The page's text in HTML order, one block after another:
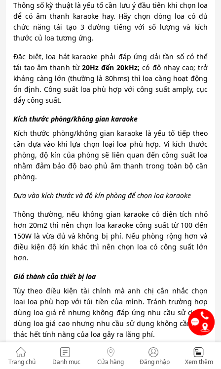
Thông số kỹ thuật là yếu tố cần lưu ý đầu tiên khi chọn loa
để có âm thanh karaoke hay. Hãy chọn dòng loa có đủ
chức năng tái tạo 3 đường tiếng với số lượng và kích
thước củ loa tương ứng.
Đặc biệt, loa hát karaoke phải đáp ứng dải tần số có thể
tái tạo âm thanh từ 20Hz đến 20kHz; có độ nhạy cao; trở
kháng càng lớn (thường là 80hms) thì loa càng hoạt động
ổn định. Công suất loa phù hợp với công suất amply, cục
đẩy công suất.
Kích thước phòng/không gian karaoke
Kích thước phòng/không gian karaoke là yếu tố tiếp theo
cần dựa vào khi lựa chọn loại loa phù hợp. Vì kích thước
phòng, độ kín của phòng sẽ liên quan đến công suất loa
nhằm đảm bảo độ bao phủ âm thanh trong toàn bộ căn
phòng.
Dựa vào kích thước và độ kín phòng để chọn loa karaoke
Thông thường, nếu không gian karaoke có diện tích nhỏ
hơn 20m2 thì nên chọn loa karaoke công suất từ 100 đến
150W là vừa đủ và không bị phí. Nếu phòng rộng hơn và
điều kiện độ kín khác thì nên chọn loa có công suất lớn
hơn.
Giá thành của thiết bị loa
Tùy theo điều kiện tài chính mà anh chị cân nhắc chọn
loại loa phù hợp với túi tiền của mình. Tránh trường hợp
dùng loa giá rẻ nhưng không đáp ứng nhu cầu sử dụng;
dùng loa giá cao nhưng nhu cầu sử dụng không cần khai
thác hết tính năng của loa gây ra lãng phí.
Các thiết bị trong dàn karaoke
Trang chủ Danh mục Cửa hàng Đăng nhập Xem thêm